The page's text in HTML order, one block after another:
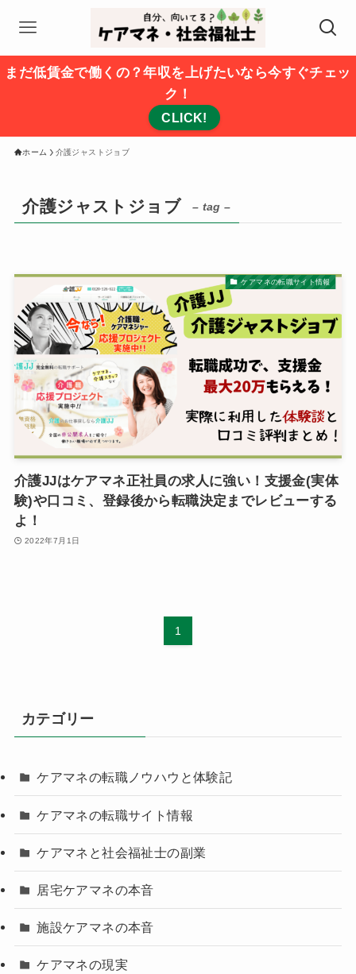
まだ低賃金で働くの？年収を上げたいなら今すぐチェッ
ク！
CLICK!
ホーム 介護ジャストジョブ
介護ジャストジョブ – tag –
ケアマネの転職サイト情報
介護JJはケアマネ正社員の求人に強い！支援金(実体
験)や口コミ、登録後から転職決定までレビューする
よ！
2022年7月1日
1
カテゴリー
ケアマネの転職ノウハウと体験記
ケアマネの転職サイト情報
ケアマネと社会福祉士の副業
居宅ケアマネの本音
施設ケアマネの本音
ケアマネの現実